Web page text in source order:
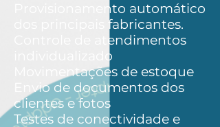
Provisionamento automático
dos principais fabricantes.
Controle de atendimentos
individualizado
Movimentações de estoque
Envio de documentos dos
clientes e fotos
Testes de conectividade e